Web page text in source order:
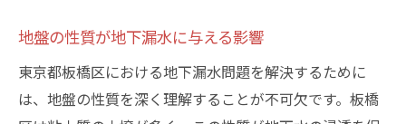
カビや湿気が室内環境に与えるリスク
漏水による断熱性能の低下
資産価値への影響を最小限に抑える方法
地盤の性質が地下漏水に与える影響
東京都板橋区における地下漏水問題を解決するために
は、地盤の性質を深く理解することが不可欠です。板橋